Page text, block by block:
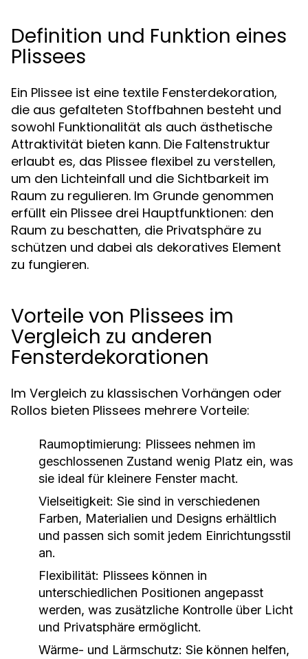
Definition und Funktion eines
Plissees
Ein Plissee ist eine textile Fensterdekoration,
die aus gefalteten Stoffbahnen besteht und
sowohl Funktionalität als auch ästhetische
Attraktivität bieten kann. Die Faltenstruktur
erlaubt es, das Plissee flexibel zu verstellen,
um den Lichteinfall und die Sichtbarkeit im
Raum zu regulieren. Im Grunde genommen
erfüllt ein Plissee drei Hauptfunktionen: den
Raum zu beschatten, die Privatsphäre zu
schützen und dabei als dekoratives Element
zu fungieren.
Vorteile von Plissees im
Vergleich zu anderen
Fensterdekorationen
Im Vergleich zu klassischen Vorhängen oder
Rollos bieten Plissees mehrere Vorteile:
Raumoptimierung: Plissees nehmen im
geschlossenen Zustand wenig Platz ein, was
sie ideal für kleinere Fenster macht.
Vielseitigkeit: Sie sind in verschiedenen
Farben, Materialien und Designs erhältlich
und passen sich somit jedem Einrichtungsstil
an.
Flexibilität: Plissees können in
unterschiedlichen Positionen angepasst
werden, was zusätzliche Kontrolle über Licht
und Privatsphäre ermöglicht.
Wärme- und Lärmschutz: Sie können helfen,